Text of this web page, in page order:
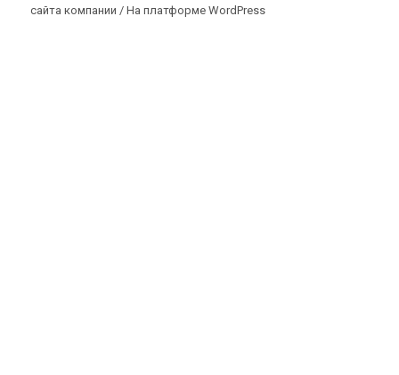
сайта компании /На платформе WordPress